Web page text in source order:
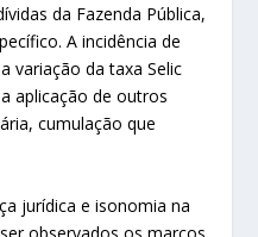
da Fazenda Pública,
A incidência de
variação da taxa Selic
aplicação de outros
cumulação que
jurídica e isonomia na
observados os marcos